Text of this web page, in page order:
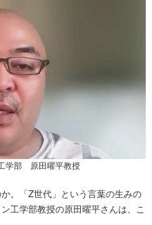
学部 原田曜平教授
。「Z世代」という言葉の生みの
工学部教授の原田曜平さんは、こ